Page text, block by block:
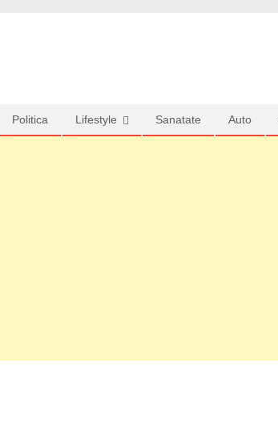
Politica Lifestyle Sanatate Auto